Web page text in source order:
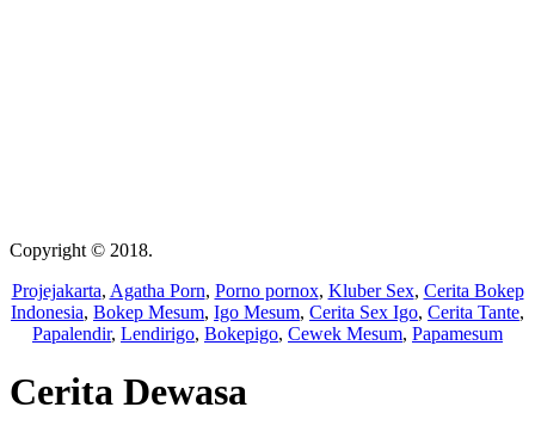
Copyright © 2018.
Projejakarta, Agatha Porn, Porno pornox, Kluber Sex, Cerita Bokep
Indonesia, Bokep Mesum, Igo Mesum, Cerita Sex Igo, Cerita Tante,
Papalendir, Lendirigo, Bokepigo, Cewek Mesum, Papamesum
Cerita Dewasa